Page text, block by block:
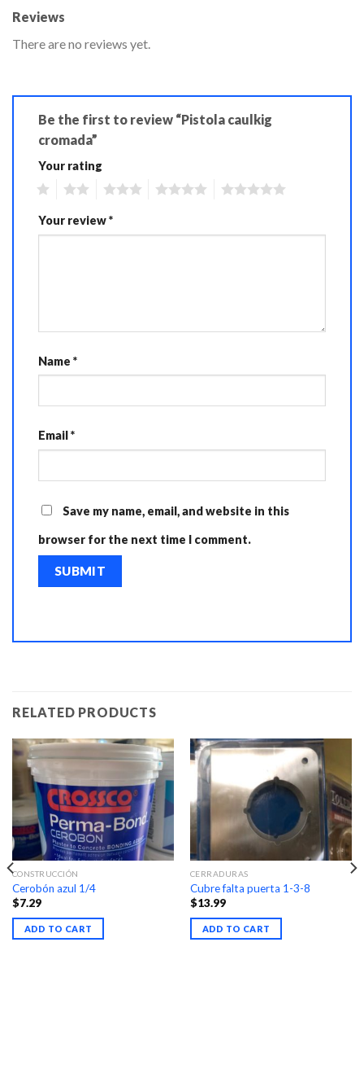
Reviews
There are no reviews yet.
Be the first to review “Pistola caulkig
cromada”
Your rating
Your review*
Name *
Email*
Save my name, email, and website in this
browser for the next time I comment.
RELATED PRODUCTS
CONSTRUCCIÓN
Cerobón azul 1/4
$7.29
ADD TO CART
CERRADURAS
Cubre falta puerta 1-3-8
$13.99
ADD TO CART